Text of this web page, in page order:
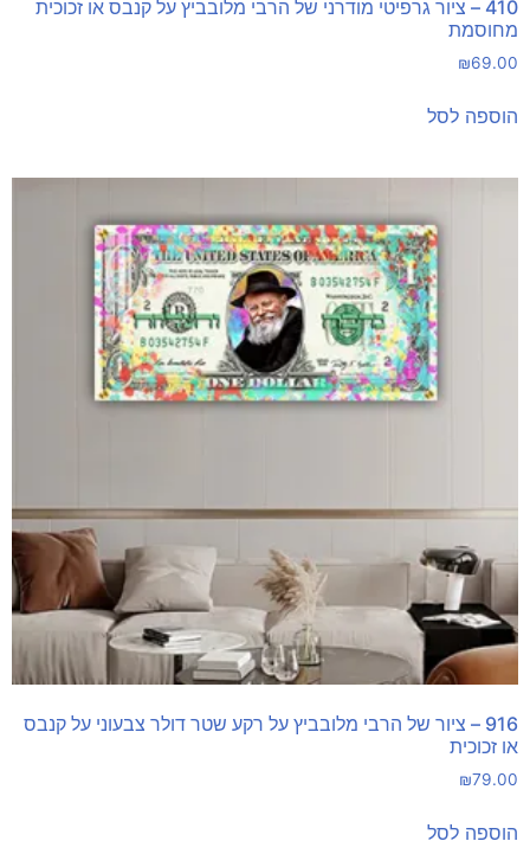
410 – ציור גרפיטי מודרני של הרבי מלובביץ על קנבס או זכוכית
מחוסמת
₪69.00
הוספה לסל
916 – ציור של הרבי מלובביץ על רקע שטר דולר צבעוני על קנבס
או זכוכית
₪79.00
הוספה לסל